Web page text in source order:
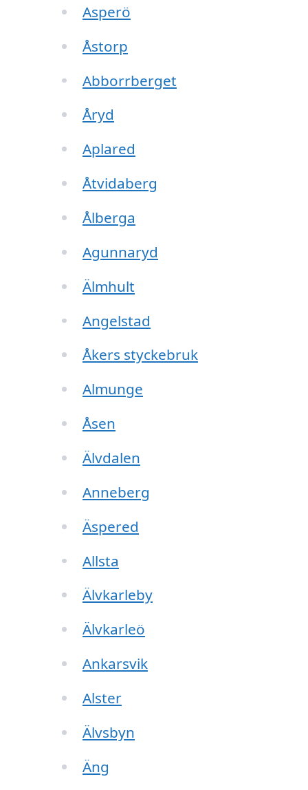
Asperö
Åstorp
Abborrberget
Åryd
Aplared
Åtvidaberg
Ålberga
Agunnaryd
Älmhult
Angelstad
Åkers styckebruk
Almunge
Åsen
Älvdalen
Anneberg
Äspered
Allsta
Älvkarleby
Älvkarleö
Ankarsvik
Alster
Älvsbyn
Äng